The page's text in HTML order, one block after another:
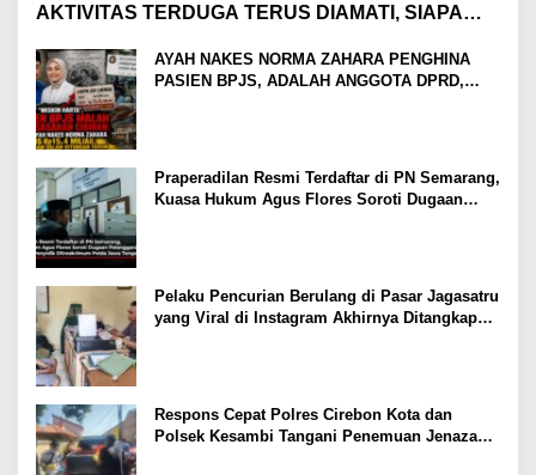
AKTIVITAS TERDUGA TERUS DIAMATI, SIAPA
AYAH NAKES NORMA ZAHARA PENGHINA
PASIEN BPJS, ADALAH ANGGOTA DPRD,
Praperadilan Resmi Terdaftar di PN Semarang,
Kuasa Hukum Agus Flores Soroti Dugaan
Pelaku Pencurian Berulang di Pasar Jagasatru
yang Viral di Instagram Akhirnya Ditangkap
Respons Cepat Polres Cirebon Kota dan
Polsek Kesambi Tangani Penemuan Jenazah